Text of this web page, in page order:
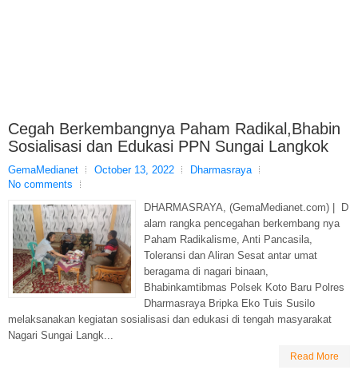
Cegah Berkembangnya Paham Radikal,Bhabin
Sosialisasi dan Edukasi PPN Sungai Langkok
GemaMedianet October 13, 2022
Dharmasraya
No comments
DHARMASRAYA, (GemaMedianet.com) | D
alam rangka pencegahan berkembang nya
Paham Radikalisme, Anti Pancasila,
Toleransi dan Aliran Sesat antar umat
beragama di nagari binaan,
Bhabinkamtibmas Polsek Koto Baru Polres
Dharmasraya Bripka Eko Tuis Susilo
melaksanakan kegiatan sosialisasi dan edukasi di tengah masyarakat
Nagari Sungai Langk...
Read More